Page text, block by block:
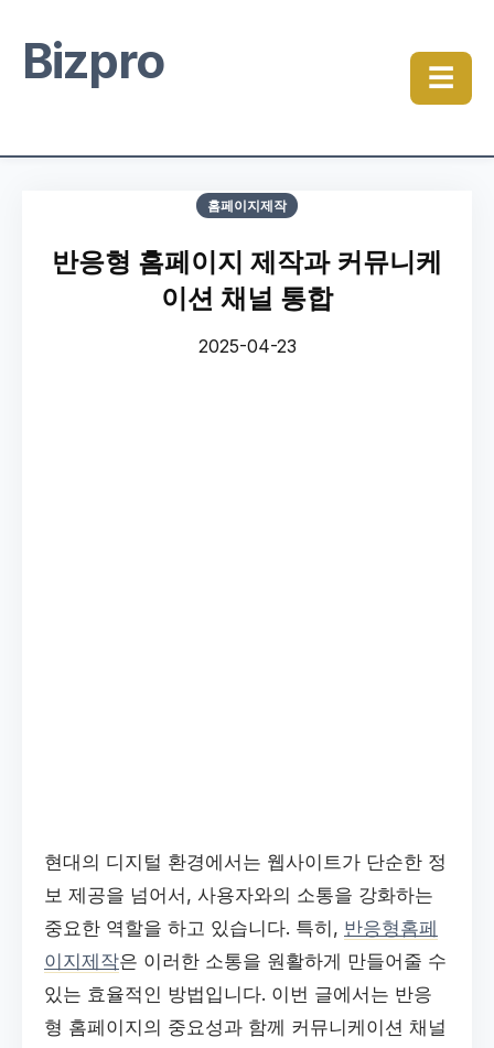
Bizpro ☰
홈페이지제작
반응형 홈페이지 제작과 커뮤니케
이션 채널 통합
2025-04-23
현대의 디지털 환경에서는 웹사이트가 단순한 정
보 제공을 넘어서, 사용자와의 소통을 강화하는
중요한 역할을 하고 있습니다. 특히, 반응형홈페
이지제작은 이러한 소통을 원활하게 만들어줄 수
있는 효율적인 방법입니다. 이번 글에서는 반응
형 홈페이지의 중요성과 함께 커뮤니케이션 채널